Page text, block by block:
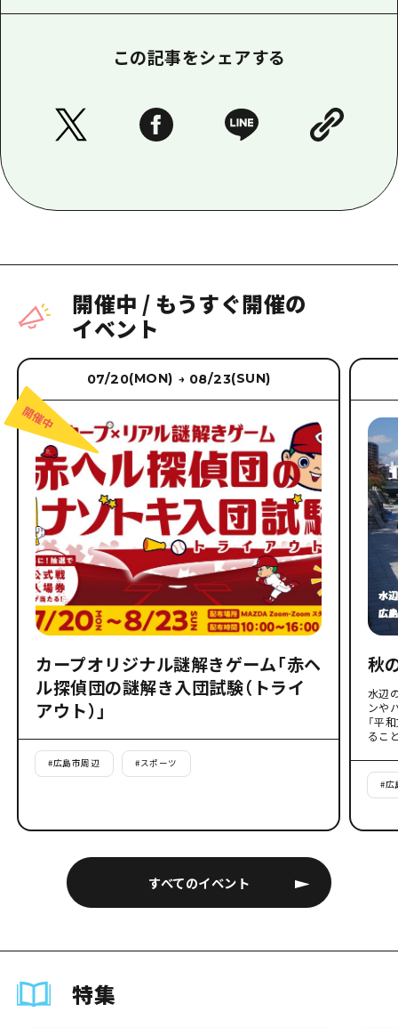
この記事をシェアする
開催中 / もうすぐ開催の
イベント
すべてのイベント
07/20(MON) → 08/23(SUN)
カープオリジナル謎解きゲーム「赤ヘ
ル探偵団の謎解き入団試験（トライ
アウト）」
#広島市周辺 #スポーツ
秋
水辺
ンや
「平
るこ
#広
特集